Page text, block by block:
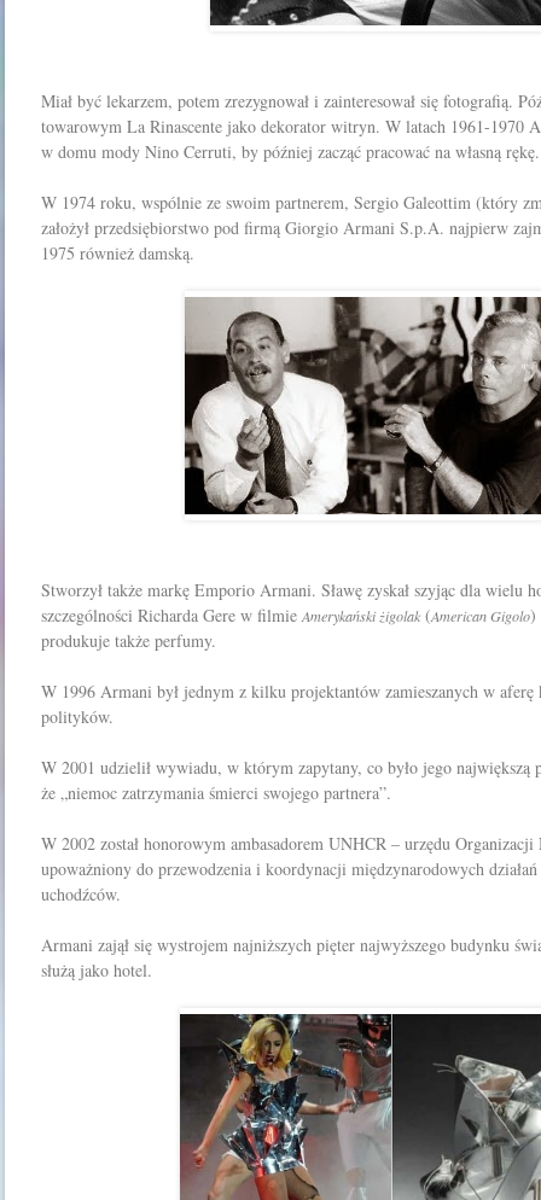
Miał być lekarzem, potem zrezygnował i zainteresował się fotografią.
towarowym La Rinascente jako dekorator witryn. W latach 1961-1970
w domu mody Nino Cerruti, by później zacząć pracować na własną rękę.
W 1974 roku, wspólnie ze swoim partnerem, Sergio Galeottim (który
założył przedsiębiorstwo pod firmą Giorgio Armani S.p.A. najpierw
1975 również damską.
Stworzył także markę Emporio Armani. Sławę zyskał szyjąc dla wielu
szczególności Richarda Gere w filmieAmerykański żigolak (American Gigolo)
produkuje także perfumy.
W 1996 Armani był jednym z kilku projektantów zamieszanych w aferę
polityków.
W 2001 udzielił wywiadu, w którym zapytany, co było jego największą
że „niemoc zatrzymania śmierci swojego partnera”.
W 2002 został honorowym ambasadorem UNHCR – urzędu
upoważniony do przewodzenia i koordynacji międzynarodowych
uchodźców.
Armani zajął się wystrojem najniższych pięter najwyższego budynku
służą jako hotel.